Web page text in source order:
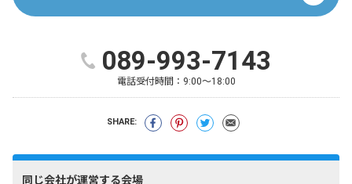
089-993-7143
電話受付時間： 9:00～18:00
SHARE:
同じ会社が運営する会場